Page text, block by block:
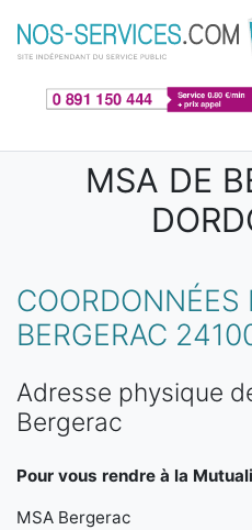
Aller au contenu principal
MSA DE
COORDONNÉES
BERGERAC
Adresse physique
Bergerac
Pour vous rendre à la
MSA Bergerac